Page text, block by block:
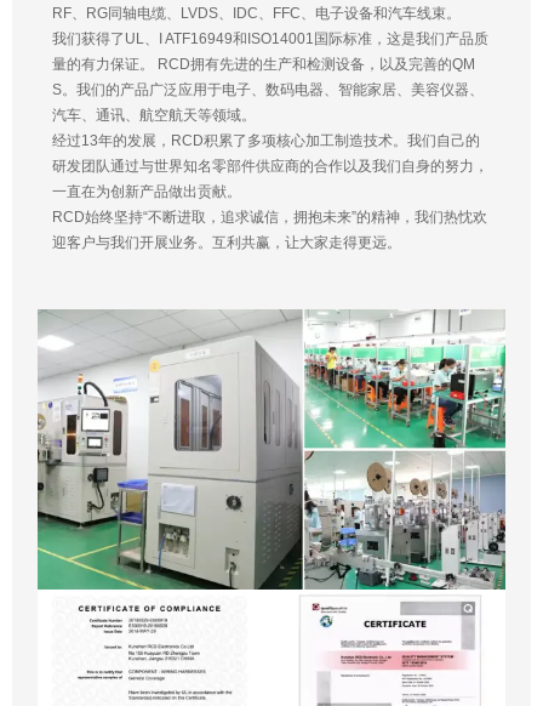
RF、RG同轴电缆、LVDS、IDC、FFC、电子设备和汽车线束。
我们获得了UL、I ATF16949和ISO14001国际标准，这是我们产品质
量的有力保证。 RCD拥有先进的生产和检测设备，以及完善的QM
S。我们的产品广泛应用于电子、数码电器、智能家居、美容仪器、
汽车、通讯、航空航天等领域。
经过13年的发展，RCD积累了多项核心加工制造技术。我们自己的
研发团队通过与世界知名零部件供应商的合作以及我们自身的努力，
一直在为创新产品做出贡献。
RCD始终坚持“不断进取，追求诚信，拥抱未来”的精神，我们热忱欢
迎客户与我们开展业务。互利共赢，让大家走得更远。